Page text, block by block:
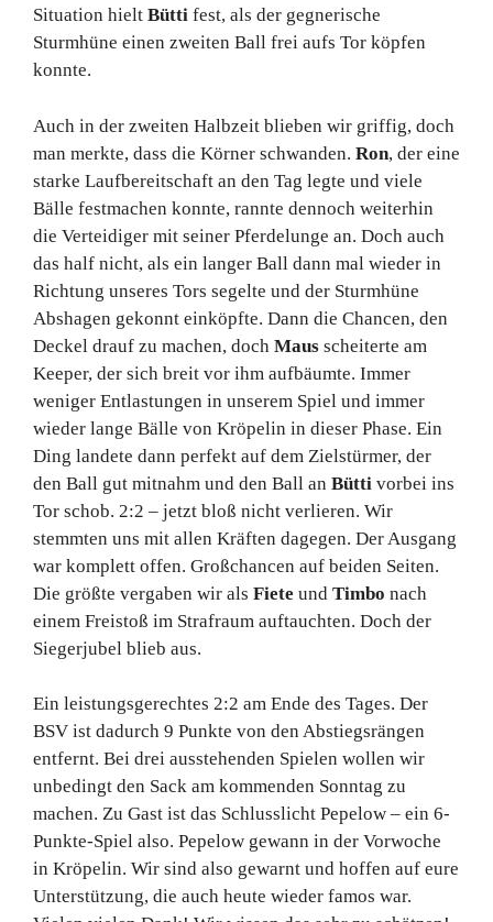
Situation hielt Bütti fest, als der gegnerische
Sturmhüne einen zweiten Ball frei aufs Tor köpfen
konnte.
Auch in der zweiten Halbzeit blieben wir griffig, doch
man merkte, dass die Körner schwanden. Ron, der eine
starke Laufbereitschaft an den Tag legte und viele
Bälle festmachen konnte, rannte dennoch weiterhin
die Verteidiger mit seiner Pferdelunge an. Doch auch
das half nicht, als ein langer Ball dann mal wieder in
Richtung unseres Tors segelte und der Sturmhüne
Abshagen gekonnt einköpfte. Dann die Chancen, den
Deckel drauf zu machen, doch Maus scheiterte am
Keeper, der sich breit vor ihm aufbäumte. Immer
weniger Entlastungen in unserem Spiel und immer
wieder lange Bälle von Kröpelin in dieser Phase. Ein
Ding landete dann perfekt auf dem Zielstürmer, der
den Ball gut mitnahm und den Ball an Bütti vorbei ins
Tor schob. 2:2 – jetzt bloß nicht verlieren. Wir
stemmten uns mit allen Kräften dagegen. Der Ausgang
war komplett offen. Großchancen auf beiden Seiten.
Die größte vergaben wir als Fiete und Timbo nach
einem Freistoß im Strafraum auftauchten. Doch der
Siegerjubel blieb aus.
Ein leistungsgerechtes 2:2 am Ende des Tages. Der
BSV ist dadurch 9 Punkte von den Abstiegsrängen
entfernt. Bei drei ausstehenden Spielen wollen wir
unbedingt den Sack am kommenden Sonntag zu
machen. Zu Gast ist das Schlusslicht Pepelow – ein 6-
Punkte-Spiel also. Pepelow gewann in der Vorwoche
in Kröpelin. Wir sind also gewarnt und hoffen auf eure
Unterstützung, die auch heute wieder famos war.